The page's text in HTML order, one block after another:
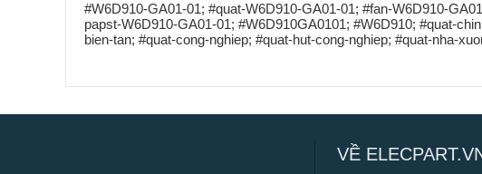
#W6D910-GA01-01; #quat-W6D910-GA01-01; #fan-W6D910-
papst-W6D910-GA01-01; #W6D910GA0101; #W6D910; #quat-
bien-tan; #quat-cong-nghiep; #quat-hut-cong-nghiep; #quat-nha-
VỀ